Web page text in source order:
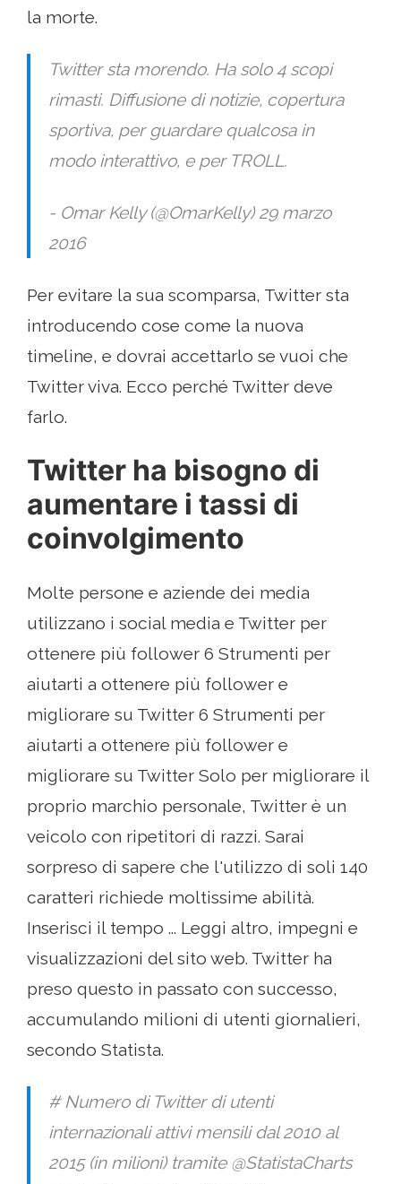
la morte.
Twitter sta morendo. Ha solo 4 scopi
rimasti. Diffusione di notizie, copertura
sportiva, per guardare qualcosa in
modo interattivo, e per TROLL.
- Omar Kelly (@OmarKelly) 29 marzo
2016
Per evitare la sua scomparsa, Twitter sta
introducendo cose come la nuova
timeline, e dovrai accettarlo se vuoi che
Twitter viva. Ecco perché Twitter deve
farlo.
Twitter ha bisogno di
aumentare i tassi di
coinvolgimento
Molte persone e aziende dei media
utilizzano i social media e Twitter per
ottenere più follower 6 Strumenti per
aiutarti a ottenere più follower e
migliorare su Twitter 6 Strumenti per
aiutarti a ottenere più follower e
migliorare su Twitter Solo per migliorare il
proprio marchio personale, Twitter è un
veicolo con ripetitori di razzi. Sarai
sorpreso di sapere che l'utilizzo di soli 140
caratteri richiede moltissime abilità.
Inserisci il tempo ... Leggi altro, impegni e
visualizzazioni del sito web. Twitter ha
preso questo in passato con successo,
accumulando milioni di utenti giornalieri,
secondo Statista.
# Numero di Twitter di utenti
internazionali attivi mensili dal 2010 al
2015 (in milioni) tramite @StatistaCharts